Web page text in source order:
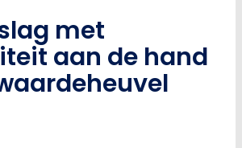
met
aan de hand